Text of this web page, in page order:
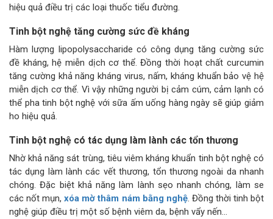
hiệu quả điều trị các loại thuốc tiểu đường.
Tinh bột nghệ tăng cường sức đề kháng
Hàm lượng lipopolysaccharide có công dụng tăng cường sức
đề kháng, hệ miễn dịch cơ thể. Đồng thời hoạt chất curcumin
tăng cường khả năng kháng virus, nấm, kháng khuẩn bảo vệ hệ
miễn dịch cơ thể. Vì vậy những người bị cảm cúm, cảm lạnh có
thể pha tinh bột nghệ với sữa ấm uống hàng ngày sẽ giúp giảm
ho hiệu quả.
Tinh bột nghệ có tác dụng làm lành các tổn thương
Nhờ khả năng sát trùng, tiêu viêm kháng khuẩn tinh bột nghệ có
tác dụng làm lành các vết thương, tổn thương ngoài da nhanh
chóng. Đặc biệt khả năng làm lành sẹo nhanh chóng, làm se
các nốt mụn,xóa mờ thâm nám bằng nghệ. Đồng thời tinh bột
nghệ giúp điều trị một số bệnh viêm da, bệnh vẩy nến…